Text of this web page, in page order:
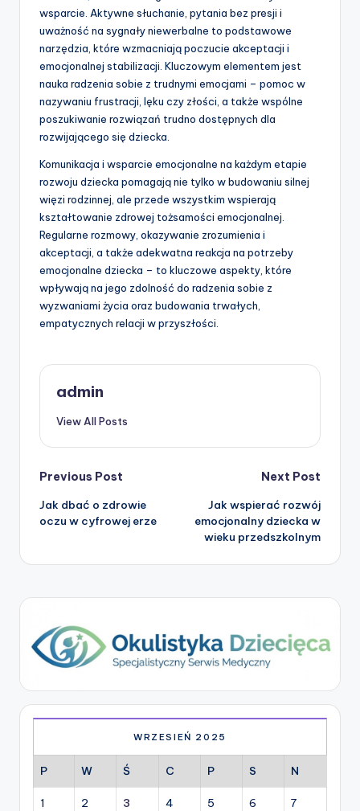
wsparcie. Aktywne słuchanie, pytania bez presji i
uważność na sygnały niewerbalne to podstawowe
narzędzia, które wzmacniają poczucie akceptacji i
emocjonalnej stabilizacji. Kluczowym elementem jest
nauka radzenia sobie z trudnymi emocjami – pomoc w
nazywaniu frustracji, lęku czy złości, a także wspólne
poszukiwanie rozwiązań trudno dostępnych dla
rozwijającego się dziecka.
Komunikacja i wsparcie emocjonalne na każdym etapie
rozwoju dziecka pomagają nie tylko w budowaniu silnej
więzi rodzinnej, ale przede wszystkim wspierają
kształtowanie zdrowej tożsamości emocjonalnej.
Regularne rozmowy, okazywanie zrozumienia i
akceptacji, a także adekwatna reakcja na potrzeby
emocjonalne dziecka – to kluczowe aspekty, które
wpływają na jego zdolność do radzenia sobie z
wyzwaniami życia oraz budowania trwałych,
empatycznych relacji w przyszłości.
admin
View All Posts
Post
navigation
Previous Post
Jak dbać o zdrowie
oczu w cyfrowej erze
Next Post
Jak wspierać rozwój
emocjonalny dziecka w
wieku przedszkolnym
WRZESIEŃ 2025
P W Ś C P S N
1 2 3 4 5 6 7